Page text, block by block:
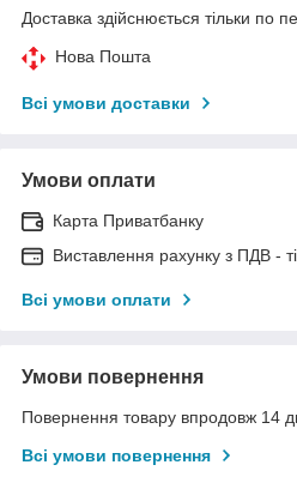
Доставка здійснюється тільки по
Нова Пошта
Всі умови доставки
Умови оплати
Карта Приватбанку
Виставлення рахунку з ПДВ -
Всі умови оплати
Умови повернення
Повернення товару впродовж 14
Всі умови повернення